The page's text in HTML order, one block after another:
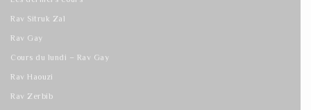
Rav Sitruk Zal
Rav Gay
Cours du lundi – Rav Gay
Rav Haouzi
Rav Zerbib